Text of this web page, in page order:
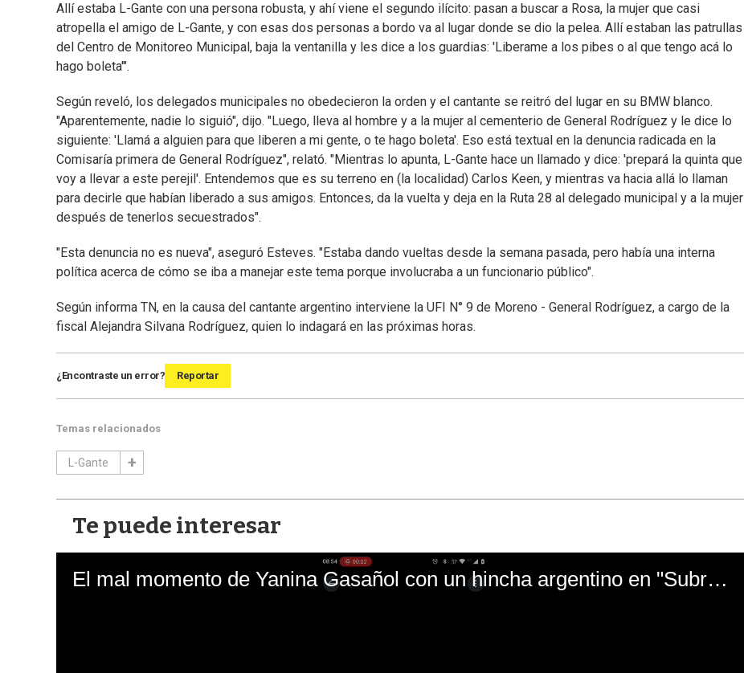
Allí estaba L-Gante con una persona robusta, y ahí viene el segundo ilícito: pasan a buscar a Rosa, la mujer que casi
atropella el amigo de L-Gante, y con esas dos personas a bordo va al lugar donde se dio la pelea. Allí estaban las patrullas
del Centro de Monitoreo Municipal, baja la ventanilla y les dice a los guardias: 'Liberame a los pibes o al que tengo acá lo
hago boleta'".
Según reveló, los delegados municipales no obedecieron la orden y el cantante se reitró del lugar en su BMW blanco.
"Aparentemente, nadie lo siguió", dijo. "Luego, lleva al hombre y a la mujer al cementerio de General Rodríguez y le dice lo
siguiente: 'Llamá a alguien para que liberen a mi gente, o te hago boleta'. Eso está textual en la denuncia radicada en la
Comisaría primera de General Rodríguez", relató. "Mientras lo apunta, L-Gante hace un llamado y dice: 'prepará la quinta que
voy a llevar a este perejil'. Entendemos que es su terreno en (la localidad) Carlos Keen, y mientras va hacia allá lo llaman
para decirle que habían liberado a sus amigos. Entonces, da la vuelta y deja en la Ruta 28 al delegado municipal y a la mujer
después de tenerlos secuestrados".
"Esta denuncia no es nueva", aseguró Esteves. "Estaba dando vueltas desde la semana pasada, pero había una interna
política acerca de cómo se iba a manejar este tema porque involucraba a un funcionario público".
Según informa TN, en la causa del cantante argentino interviene la UFI N° 9 de Moreno - General Rodríguez, a cargo de la
fiscal Alejandra Silvana Rodríguez, quien lo indagará en las próximas horas.
¿Encontraste un error? Reportar
Temas relacionados
L-Gante
Te puede interesar
El mal momento de Yanina Gasañol con un hincha argentino en "Subrayado"